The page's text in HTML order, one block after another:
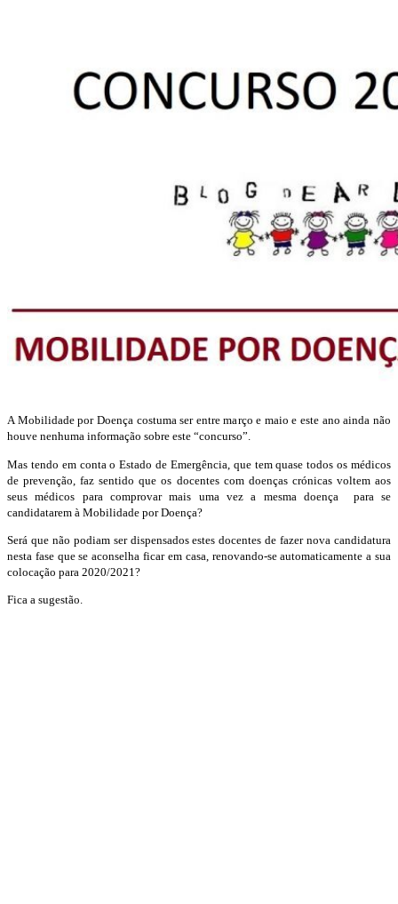
A Mobilidade por Doença costuma ser entre março e maio e este ano ainda não
houve nenhuma informação sobre este “concurso”.
Mas tendo em conta o Estado de Emergência, que tem quase todos os médicos
de prevenção, faz sentido que os docentes com doenças crónicas voltem aos
seus médicos para comprovar mais uma vez a mesma doença para se
candidatarem à Mobilidade por Doença?
Será que não podiam ser dispensados estes docentes de fazer nova candidatura
nesta fase que se aconselha ficar em casa, renovando-se automaticamente a sua
colocação para 2020/2021?
Fica a sugestão.